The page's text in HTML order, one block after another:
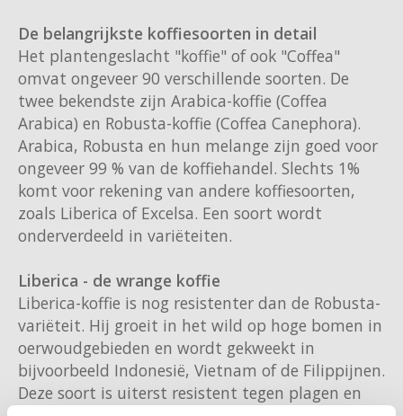
Miko
Minges
Mövenpick
Nestlé - Nescafé
Paranà Caffè
Passalacqua
Pellini
Piacetto
Schirmer
De belangrijkste koffiesoorten in detail
Het plantengeslacht "koffie" of ook "Coffea"
omvat ongeveer 90 verschillende soorten. De
twee bekendste zijn Arabica-koffie (Coffea
Arabica) en Robusta-koffie (Coffea Canephora).
Arabica, Robusta en hun melange zijn goed voor
ongeveer 99 % van de koffiehandel. Slechts 1%
komt voor rekening van andere koffiesoorten,
zoals Liberica of Excelsa. Een soort wordt
onderverdeeld in variëteiten.
Liberica - de wrange koffie
Liberica-koffie is nog resistenter dan de Robusta-
variëteit. Hij groeit in het wild op hoge bomen in
oerwoudgebieden en wordt gekweekt in
bijvoorbeeld Indonesië, Vietnam of de Filippijnen.
Deze soort is uiterst resistent tegen plagen en